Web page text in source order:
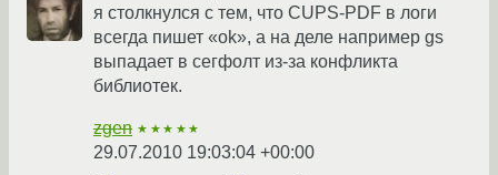
я столкнулся с тем, что CUPS-PDF в логи
всегда пишет «ok», а на деле например gs
выпадает в сегфолт из-за конфликта
библиотек.
zgen ★★★★★
29.07.2010 19:03:04 +00:00